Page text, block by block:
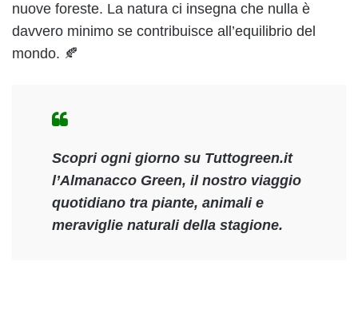
nuove foreste. La natura ci insegna che nulla è
davvero minimo se contribuisce all’equilibrio del
mondo. 🍂
Scopri ogni giorno su Tuttogreen.it
l’Almanacco Green, il nostro viaggio
quotidiano tra piante, animali e
meraviglie naturali della stagione.